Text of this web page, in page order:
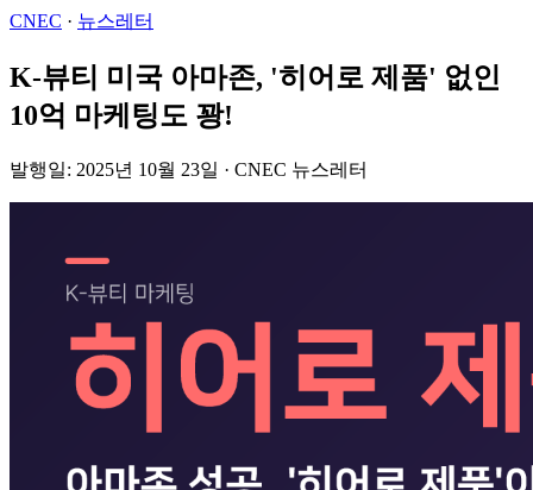
CNEC · 뉴스레터
K-뷰티 미국 아마존, '히어로 제품' 없인
10억 마케팅도 꽝!
발행일: 2025년 10월 23일 · CNEC 뉴스레터